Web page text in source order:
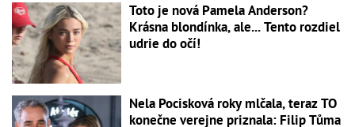
Toto je nová Pamela Anderson?
Krásna blondínka, ale... Tento rozdiel
udrie do očí!
Nela Pocisková roky mlčala, teraz TO
konečne verejne priznala: Filip Tůma